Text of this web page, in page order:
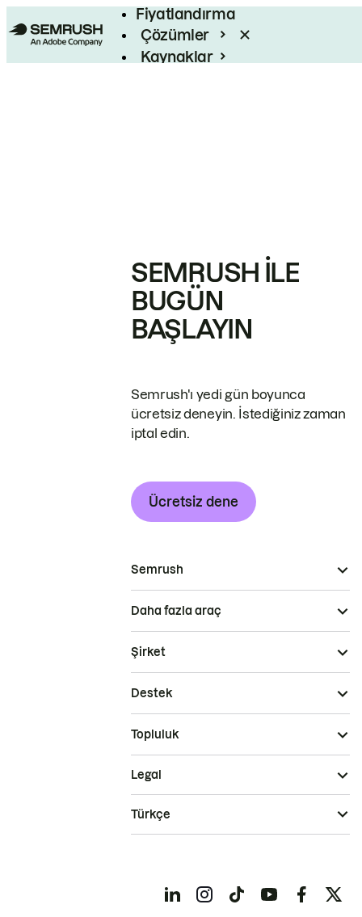
Fiyatlandırma
Çözümler
Kaynaklar
SEMRUSH ILE
BUGÜN
BAŞLAYIN
Semrush'ı yedi gün boyunca
ücretsiz deneyin. İstediğiniz zaman
iptal edin.
Ücretsiz dene
Semrush
Daha fazla araç
Şirket
Destek
Topluluk
Legal
Türkçe